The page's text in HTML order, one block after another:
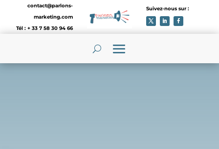
contact@parlons-
marketing.com
Tél : + 33 7 58 30 94 66
Suivez-nous sur :